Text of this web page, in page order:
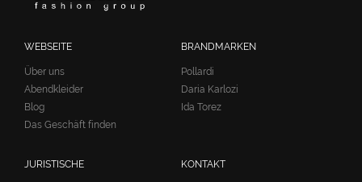
WEBSEITE
Über uns
Abendkleider
Blog
Das Geschäft finden
BRANDMARKEN
Pollardi
Daria Karlozi
Ida Torez
JURISTISCHE KONTAKT